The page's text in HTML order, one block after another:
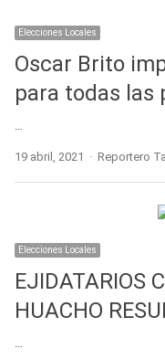
Elecciones Locales
Oscar Brito
para todas las
…
19 abril, 2021 Author
Reportero
Elecciones Locales
EJIDATARIOS
HUACHO
…